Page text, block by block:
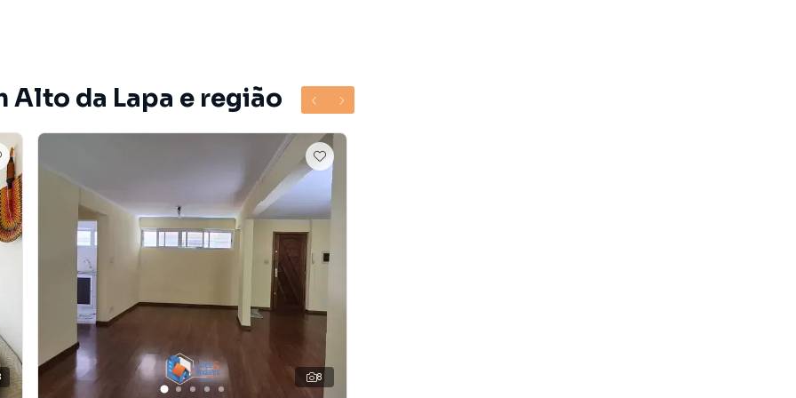
bairro Alto da Lapa, em São Paulo. Não encontrou o
Apartamento em São Paulo? Entre em contato com
apartamentos, casas residenciais e comerciais,
ou locação, além de empreendimentos em
Lapa e em outras regiões de São Paulo. Aqui você
que mais combina com seu estilo de vida.
segurança e tranquilidade. Na Lares e Andares
em São Paulo mesmo não estando na cidade e
seu computador ou smartphone. Nós criamos
proprietários, inquilinos e compradores com o
Alto da Lapa e região
8